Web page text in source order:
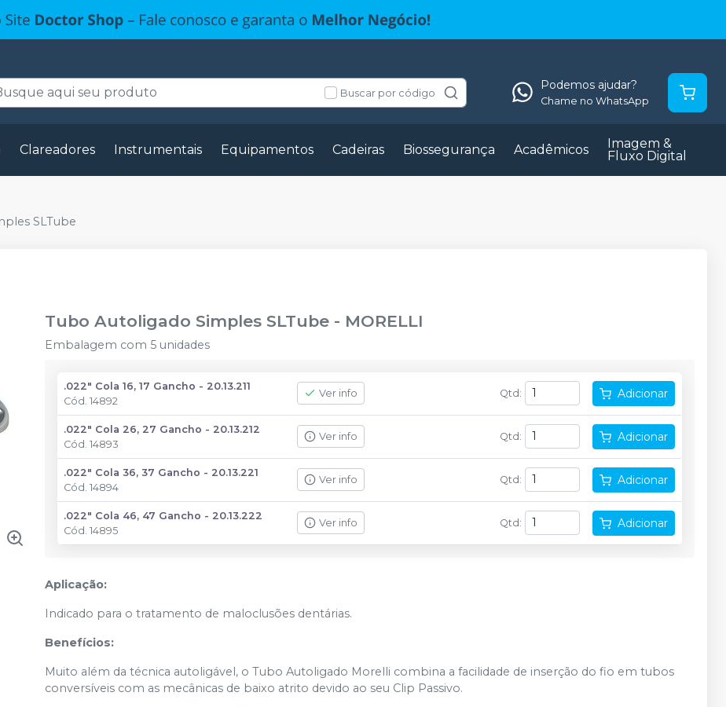
Buscar por código
Podemos ajudar?
Chame no WhatsApp
Clareadores Instrumentais Equipamentos Cadeiras Biossegurança Acadêmicos
Imagem &
Fluxo Digital
SLTube
Tubo Autoligado Simples SLTube - MORELLI
Embalagem com 5 unidades
.022" Cola 16, 17 Gancho - 20.13.211
Cód.14892
Ver info Qtd : Adicionar
.022" Cola 26, 27 Gancho - 20.13.212
Cód.14893
Ver info Qtd : Adicionar
.022" Cola 36, 37 Gancho - 20.13.221
Cód.14894
Ver info Qtd : Adicionar
.022" Cola 46, 47 Gancho - 20.13.222
Cód.14895
Ver info Qtd : Adicionar
Aplicação:
Indicado para o tratamento de maloclusões dentárias.
Benefícios:
Muito além da técnica autoligável, o Tubo Autoligado Morelli combina a facilidade de inserção do fio em tubos
conversíveis com as mecânicas de baixo atrito devido ao seu Clip Passivo.